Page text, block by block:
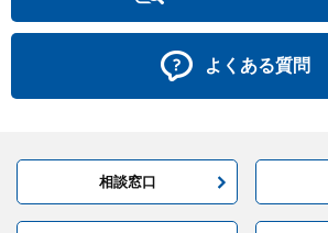
よくある質問
相談窓口